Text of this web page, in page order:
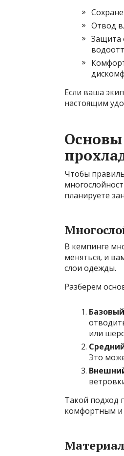
Отвод
Защита
Если ваша
настоящим
Чтобы
планируете
В кемпинге
меняться, и
слои одежды.
Разберём
или
Это
Такой подход
комфортным и